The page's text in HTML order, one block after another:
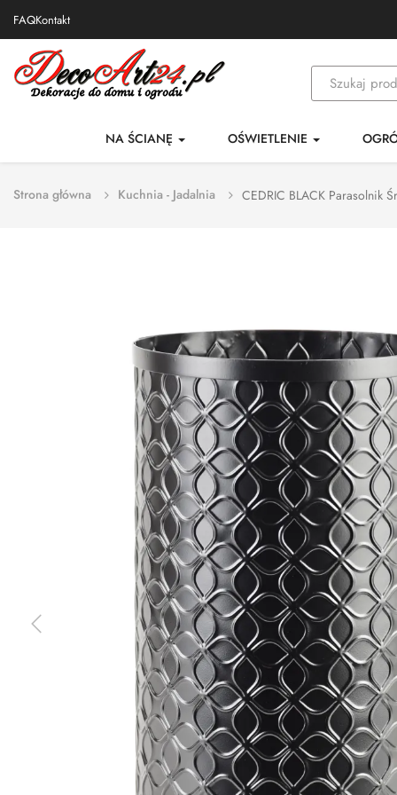
FAQKontakt
NA ŚCIANĘ OŚWIETLENIE
Strona główna Kuchnia - Jadalnia CEDRIC BLACK Parasolnik